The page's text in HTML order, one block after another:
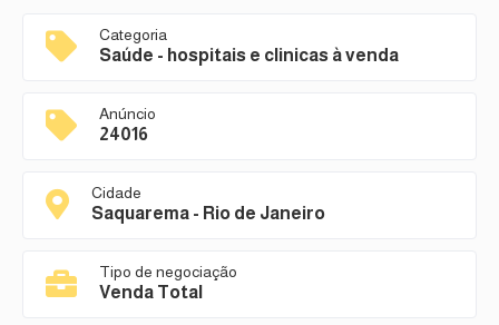
Categoria
Saúde - hospitais e clinicas à venda
Anúncio
24016
Cidade
Saquarema - Rio de Janeiro
Tipo de negociação
Venda Total